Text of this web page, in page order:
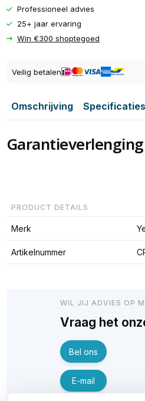
Professioneel advies
25+ jaar ervaring
Win €300 shoptegoed
Veilig betalen
Omschrijving Specificaties
PRODUCT DETAILS
Merk
Artikelnummer
WIL JIJ ADVIES OP
Vraag het
Bel ons
E-mail